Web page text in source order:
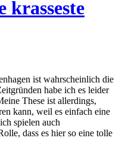
krasseste
ist wahrscheinlich die
habe ich es leider
These ist allerdings,
kann, weil es einfach eine
spielen auch
dass es hier so eine tolle